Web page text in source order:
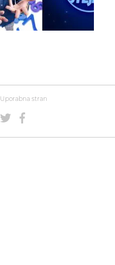
Uporabna stran